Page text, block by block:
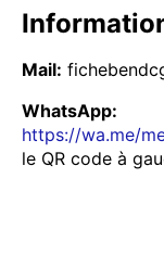
Mail:
WhatsApp:
https://wa.me/
le QR code à